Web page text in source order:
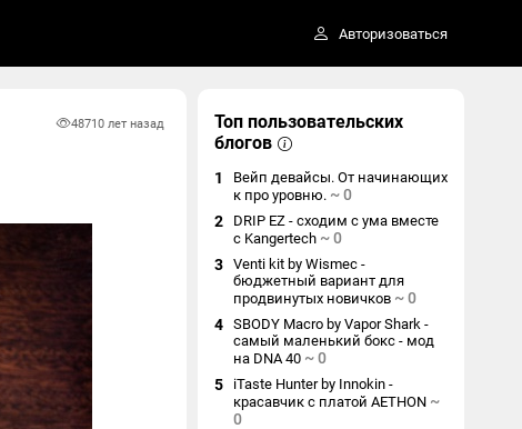
Авторизоваться
48710 лет назад
Топ пользовательских
блогов
1
Вейп девайсы. От начинающих
к про уровню. ~0
2
DRIP EZ - сходим с ума вместе
с Kangertech ~0
3 Venti kit by Wismec -
бюджетный вариант для
продвинутых новичков ~0
4 SBODY Macro by Vapor Shark -
самый маленький бокс - мод
на DNA 40 ~0
5
iTaste Hunter by Innokin -
красавчик с платой AETHON ~
0